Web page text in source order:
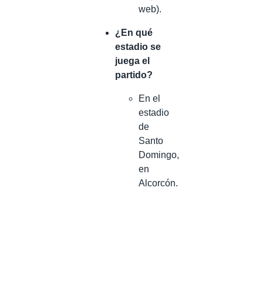
web).
¿En qué
estadio se
juega el
partido?
En el
estadio
de
Santo
Domingo,
en
Alcorcón.